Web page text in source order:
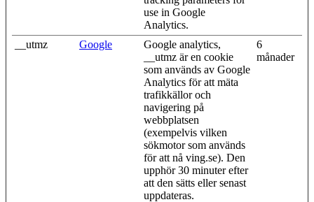
use in Google
Analytics.
__utmz Google
Google analytics,
__utmz är en cookie
som används av Google
Analytics för att mäta
trafikkällor och
navigering på
webbplatsen
(exempelvis vilken
sökmotor som används
för att nå ving.se). Den
upphör 30 minuter efter
att den sätts eller senast
uppdateras.
6
månader